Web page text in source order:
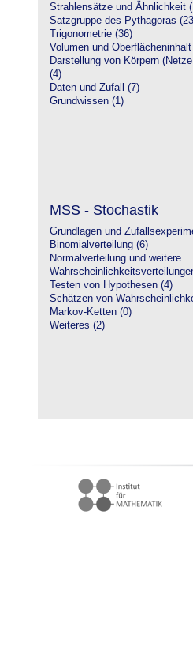
Strahlensätze und Ähnlichkeit
Satzgruppe des Pythagoras
Trigonometrie (36)
Volumen und
Darstellung von Körpern
(4)
Daten und Zufall (7)
Grundwissen (1)
MSS - Stochastik
Grundlagen und
Binomialverteilung (6)
Normalverteilung und weitere
Testen von Hypothesen (4)
Schätzen von
Markov-Ketten (0)
Weiteres (2)